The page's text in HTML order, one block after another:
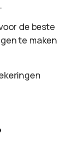
de beste
te maken